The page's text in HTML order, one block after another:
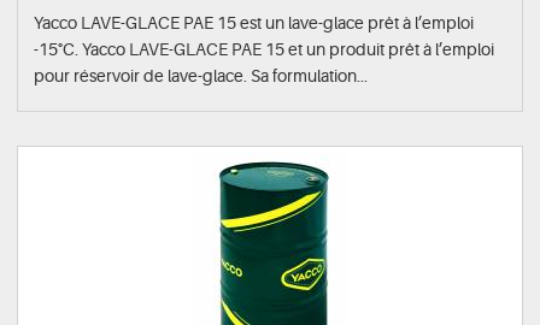
Yacco LAVE-GLACE PAE 15 est un lave-glace prêt à l’emploi
-15°C. Yacco LAVE-GLACE PAE 15 et un produit prêt à l’emploi
pour réservoir de lave-glace. Sa formulation...